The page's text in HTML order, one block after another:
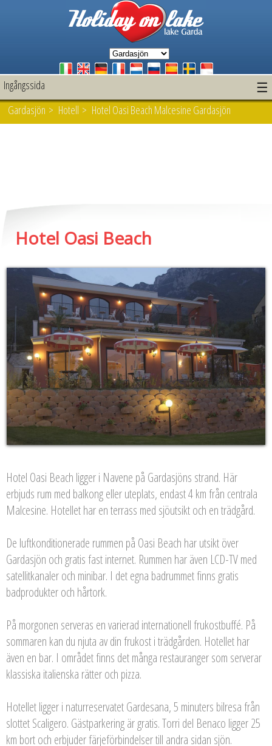
Ingångssida ☰
Gardasjön > Hotell > Hotel Oasi Beach Malcesine Gardasjön
Hotel Oasi Beach
Hotel Oasi Beach ligger i Navene på Gardasjöns strand. Här
erbjuds rum med balkong eller uteplats, endast 4 km från centrala
Malcesine. Hotellet har en terrass med sjöutsikt och en trädgård.
De luftkonditionerade rummen på Oasi Beach har utsikt över
Gardasjön och gratis fast internet. Rummen har även LCD-TV med
satellitkanaler och minibar. I det egna badrummet finns gratis
badprodukter och hårtork.
På morgonen serveras en varierad internationell frukostbuffé. På
sommaren kan du njuta av din frukost i trädgården. Hotellet har
även en bar. I området finns det många restauranger som serverar
klassiska italienska rätter och pizza.
Hotellet ligger i naturreservatet Gardesana, 5 minuters bilresa från
slottet Scaligero. Gästparkering är gratis. Torri del Benaco ligger 25
km bort och erbjuder färjeförbindelser till andra sidan sjön.